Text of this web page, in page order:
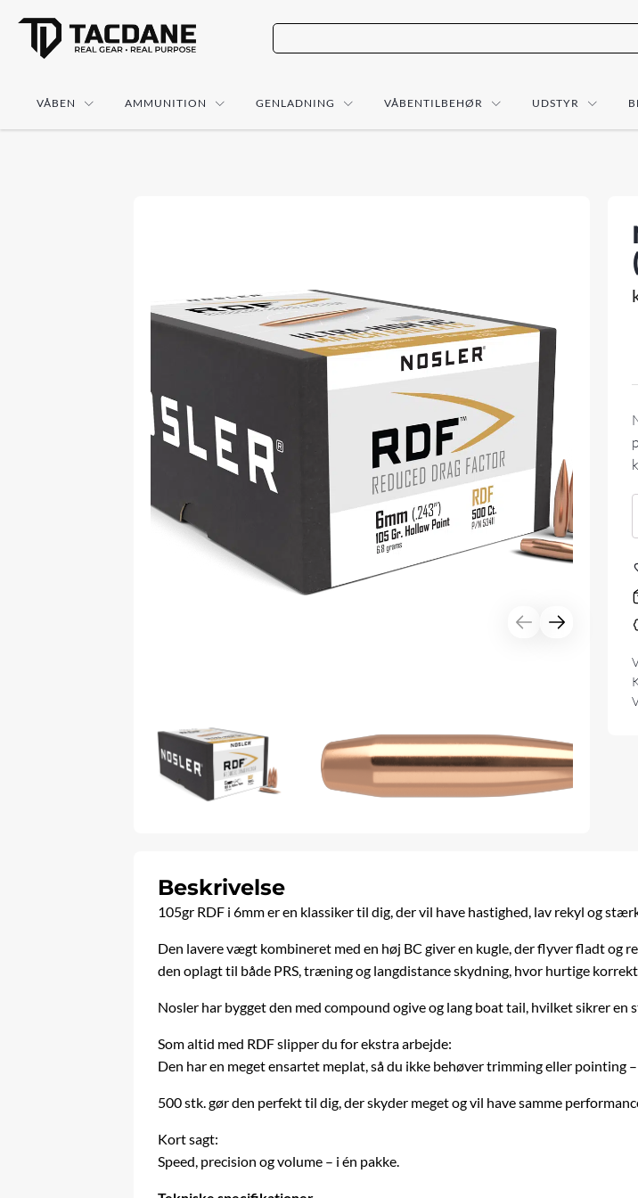
VÅBEN AMMUNITION GENLADNING VÅBENTILBEHØR UDSTYR
Beskrivelse
105gr RDF i 6mm er en klassiker til dig, der vil have hastighed, lav rekyl og
Den lavere vægt kombineret med en høj BC giver en kugle, der flyver fladt og
den oplagt til både PRS, træning og langdistance skydning, hvor hurtige
Nosler har bygget den med compound ogive og lang boat tail, hvilket sikrer
Som altid med RDF slipper du for ekstra arbejde:
Den har en meget ensartet meplat, så du ikke behøver trimming eller pointing
500 stk. gør den perfekt til dig, der skyder meget og vil have samme
Kort sagt:
Speed, precision og volume – i én pakke.